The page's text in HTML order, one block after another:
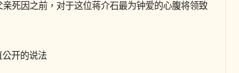
因之前，对于这位蒋介石最为钟爱的心腹将领致
开的说法